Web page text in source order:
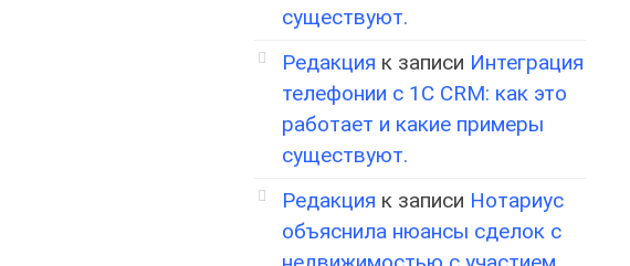
существуют.
Редакция к записи Интеграция
телефонии с 1С CRM: как это
работает и какие примеры
существуют.
Редакция к записи Нотариус
объяснила нюансы сделок с